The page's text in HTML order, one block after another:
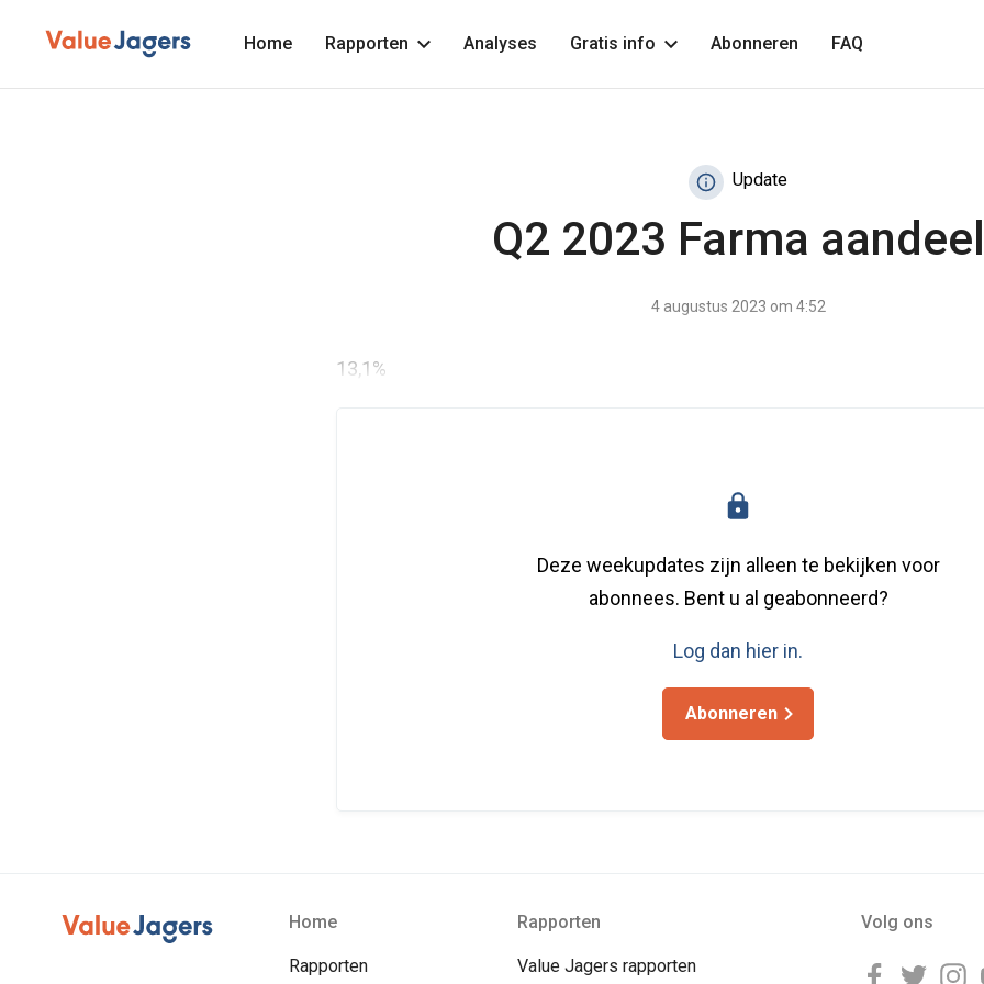
Home Rapporten Analyses Gratis info Abonneren FAQ
Update
Q2 2023 Farma aandeel
4 augustus 2023 om 4:52
13,1%
Deze weekupdates zijn alleen te bekijken voor
abonnees. Bent u al geabonneerd?
Log dan hier in.
Abonneren
Home
Rapporten
Rapporten
Value Jagers rapporten
Volg ons